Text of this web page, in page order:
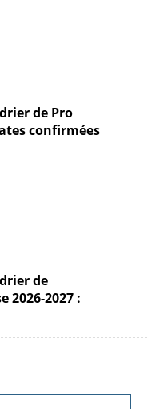
de Pro
confirmées
de
2026-2027 :